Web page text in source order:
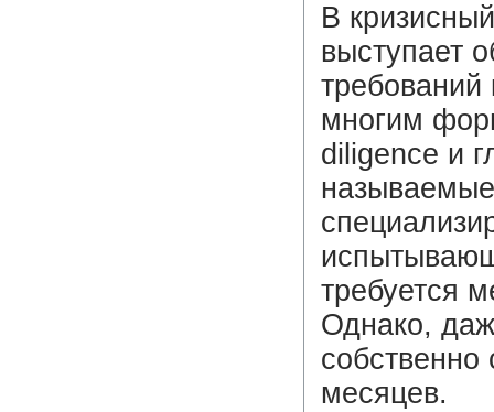
В
выступает
требований
многим
diligence и
требуется
Однако,
месяцев.